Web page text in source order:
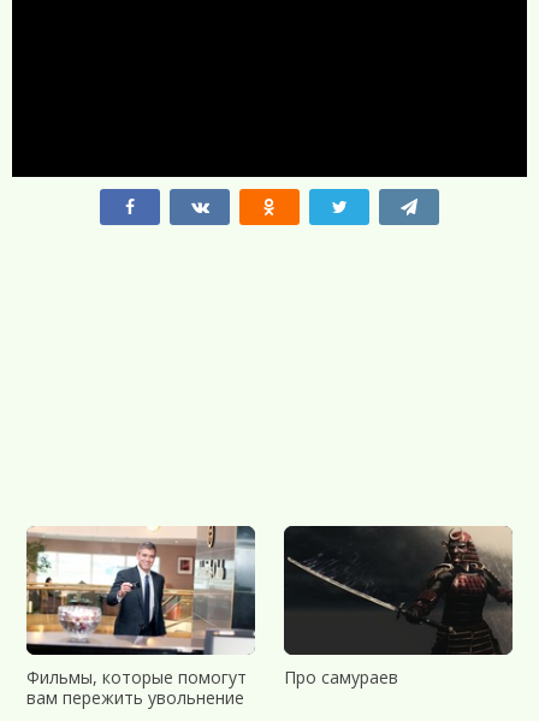
Фильмы, которые помогут
вам пережить увольнение
Про самураев